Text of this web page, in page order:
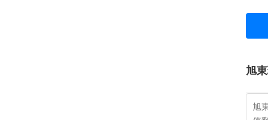
旭
旭